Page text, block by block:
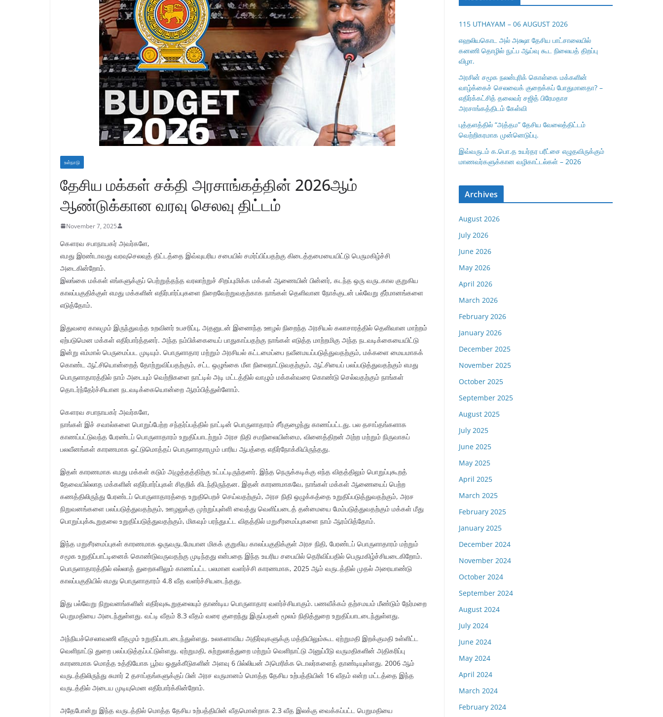
உள்நாடு
தேசிய மக்கள் சக்தி அரசாங்கத்தின் 2026ஆம்
ஆண்டுக்கான வரவு செலவு திட்டம்
November 7, 2025
கௌரவ சபாநாயகர் அவர்களே,
எமது இரண்டாவது வரவுசெலவுத் திட்டத்தை இவ்வுயரிய சபையில் சமர்ப்பிப்பதற்கு கிடைத்தமையையிட்டு பெருமகிழ்ச்சி
அடைகின்றோம்.
இலங்கை மக்கள் எங்களுக்குப் பெற்றுத்தந்த வரலாற்றுச் சிறப்புமிக்க மக்கள் ஆணையின் பின்னர், கடந்த ஒரு வருடகால குறுகிய
காலப்பகுதிக்குள் எமது மக்களின் எதிர்பார்ப்புகளை நிறைவேற்றுவதற்காக நாங்கள் தெளிவான நோக்குடன் பல்வேறு தீர்மானங்களை
எடுத்தோம்.
இதுவரை காலமும் இருந்துவந்த உறவினர் உபசரிப்பு, அதனுடன் இணைந்த ஊழல் நிறைந்த அரசியல் கலாசாரத்தில் தெளிவான மாற்றம்
ஏற்படுமென மக்கள் எதிர்பார்த்தனர். அந்த நம்பிக்கையைப் பாதுகாப்பதற்கு நாங்கள் எடுத்த மாற்றமிகு அந்த நடவடிக்கையையிட்டு
இன்று எம்மால் பெருமைப்பட முடியும். பொருளாதார மற்றும் அரசியல் கட்டமைப்பை நவீனமயப்படுத்துவதற்கும், மக்களை மையமாகக்
கொண்ட ஆட்சியொன்றைத் தோற்றுவிப்பதற்கும், சட்ட ஒழுங்கை மீள நிலைநாட்டுவதற்கும், ஆட்சியைப் பலப்படுத்துவதற்கும் எமது
பொருளாதாரத்தில் நாம் அடையும் வெற்றிகளை நாட்டில் அடி மட்டத்தில் வாழும் மக்கள்வரை கொண்டு செல்வதற்கும் நாங்கள்
தொடர்ந்தேர்ச்சியான நடவடிக்கையொன்றை ஆரம்பித்துள்ளோம்.
கௌரவ சபாநாயகர் அவர்களே,
நாங்கள் இச் சவால்களை பொறுப்பேற்ற சந்தர்ப்பத்தில் நாட்டின் பொருளாதாரம் சீர்குழைந்து காணப்பட்டது. பல தசாப்தங்களாக
காணப்பட்டுவந்த பேரண்டப் பொருளாதாரம் உறுதிப்பாடற்றும் அரச நிதி சமநிலையின்மை, வினைத்திறன் அற்ற மற்றும் நிருவாகப்
பலவீனங்கள் காரணமாக ஒட்டுமொத்தப் பொருளாதாரமும் பாரிய ஆபத்தை எதிர்நோக்கியிருந்தது.
இதன் காரணமாக எமது மக்கள் கடும் அழுத்தத்திற்கு உட்பட்டிருந்தனர். இந்த நெருக்கடிக்கு எந்த விதத்திலும் பொறுப்புகூறத்
தேவையில்லாத மக்களின் எதிர்பார்ப்புகள் சிதறிக் கிடந்திருந்தன. இதன் காரணமாகவே, நாங்கள் மக்கள் ஆணையைப் பெற்ற
கணத்திலிருந்து பேரண்டப் பொருளாதாரத்தை உறுதிபெறச் செய்வதற்கும், அரச நிதி ஒழுக்கத்தை உறுதிப்படுத்துவதற்கும், அரச
நிறுவனங்களை பலப்படுத்துவதற்கும், ஊழலுக்கு முற்றுப்புள்ளி வைத்து வெளிப்படைத் தன்மையை மேம்படுத்துவதற்கும் மக்கள் மீது
பொறுப்புக்கூறுதலை உறுதிப்படுத்துவதற்கும், மிகவும் பரந்துபட்ட விதத்தில் மறுசீரமைப்புகளை நாம் ஆரம்பித்தோம்.
இந்த மறுசீரமைப்புகள் காரணமாக ஒருவருடமேயான மிகக் குறுகிய காலப்பகுதிக்குள் அரச நிதி, பேரண்டப் பொருளாதாரம் மற்றும்
சமூக உறுதிப்பாட்டினைக் கொண்டுவருவதற்கு முடிந்தது என்பதை இந்த உயரிய சபையில் தெரிவிப்பதில் பெருமகிழ்ச்சியடைகிறோம்.
பொருளாதாரத்தில் எல்லாத் துறைகளிலும் காணப்பட்ட பலமான வளர்ச்சி காரணமாக, 2025 ஆம் வருடத்தில் முதல் அரையாண்டு
காலப்பகுதியில் எமது பொருளாதாரம் 4.8 வீத வளர்ச்சியடைந்தது.
இது பல்வேறு நிறுவனங்களின் எதிர்வுகூறுதலையும் தாண்டிய பொருளாதார வளர்ச்சியாகும். பணவீக்கம் தற்சமயம் மீண்டும்​ நேர்மறை
பெறுமதியை அடைந்துள்ளது. வட்டி வீதம் 8.3 வீதம் வரை குறைந்து இருப்பதன் மூலம் நிதித்துறை உறுதிப்பாடடைந்துள்ளது.
அந்நியச்செலாவணி வீதமும் உறுதிப்பாடடைந்துள்ளது. உலகளாவிய அதிர்வுகளுக்கு மத்தியிலும்கூட ஏற்றுமதி இறக்குமதி உள்ளிட்ட
வெளிநாட்டு துறை பலப்படுத்தப்பட்டுள்ளது. ஏற்றுமதி, சுற்றுலாத்துறை மற்றும் வெளிநாட்டு அனுப்பீடு வருமதிகளின் அதிகரிப்பு
காரணமாக மொத்த உத்தியோக பூர்வ ஒதுக்கீடுகளின் அளவு 6 பில்லியன் அமெரிக்க டொலர்களைத் தாண்டியுள்ளது. 2006 ஆம்
வருடத்திலிருந்து சுமார் 2 தசாப்தங்களுக்குப் பின் அரச வருமானம் மொத்த தேசிய உற்பத்தியின் 16 வீதம் என்ற மட்டத்தை இந்த
வருடத்தில் அடைய முடியுமென எதிர்பார்க்கின்றோம்.
அதேபோன்று இந்த வருடத்தில் மொத்த தேசிய உற்பத்தியின் வீதமொன்றாக 2.3 வீத இலக்கு வைக்கப்பட்ட பெறுமதியை
115 UTHAYAM – 06 AUGUST 2026
எஹலியகொட அல் அக்ஷா தேசிய பாட்சாலையில்
கனணி தொழில் நுட்ப ஆய்வு கூட நிலையத் திறப்பு
விழா.
அரசின் சமூக நலன்புரிக் கொள்கை மக்களின்
வாழ்க்கைச் செலவைக் குறைக்கப் போதுமானதா? –
எதிர்க்கட்சித் தலைவர் சஜித் பிரேமதாச
அரசாங்கத்திடம் கேள்வி
புத்தளத்தில் “அத்தம” தேசிய வேலைத்திட்டம்
வெற்றிகரமாக முன்னெடுப்பு.
இவ்வருடம் க.பொ.த உயர்தர பரீட்சை எழுதவிருக்கும்
மாணவர்களுக்கான வழிகாட்டல்கள் – 2026
Archives
August 2026
July 2026
June 2026
May 2026
April 2026
March 2026
February 2026
January 2026
December 2025
November 2025
October 2025
September 2025
August 2025
July 2025
June 2025
May 2025
April 2025
March 2025
February 2025
January 2025
December 2024
November 2024
October 2024
September 2024
August 2024
July 2024
June 2024
May 2024
April 2024
March 2024
February 2024